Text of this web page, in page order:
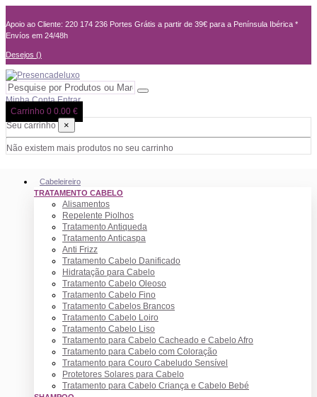
Apoio ao Cliente: 220 174 236 Portes Grátis a partir de 39€ para a Península Ibérica *
Envíos em 24/48h
Desejos ()
Minha Conta Entrar
Carrinho 0 0.00 €
Seu carrinho
×
Não existem mais produtos no seu carrinho
Cabeleireiro
TRATAMENTO CABELO
Alisamentos
Repelente Piolhos
Tratamento Antiqueda
Tratamento Anticaspa
Anti Frizz
Tratamento Cabelo Danificado
Hidratação para Cabelo
Tratamento Cabelo Oleoso
Tratamento Cabelo Fino
Tratamento Cabelos Brancos
Tratamento Cabelo Loiro
Tratamento Cabelo Liso
Tratamento para Cabelo Cacheado e Cabelo Afro
Tratamento para Cabelo com Coloração
Tratamento para Couro Cabeludo Sensível
Protetores Solares para Cabelo
Tratamento para Cabelo Criança e Cabelo Bebé